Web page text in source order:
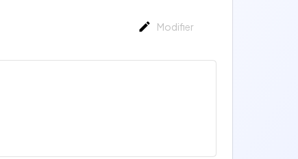
Modifier